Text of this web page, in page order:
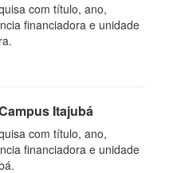
com título, ano,
financiadora e unidade
Itajubá
com título, ano,
financiadora e unidade